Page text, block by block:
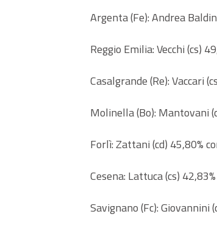
Argenta (Fe): Andrea
Reggio Emilia: Vecchi (cs)
Casalgrande (Re): Vaccari
Molinella (Bo): Mantovani
Forlì: Zattani (cd) 45,80%
Cesena: Lattuca (cs)
Savignano (Fc): Giovannini